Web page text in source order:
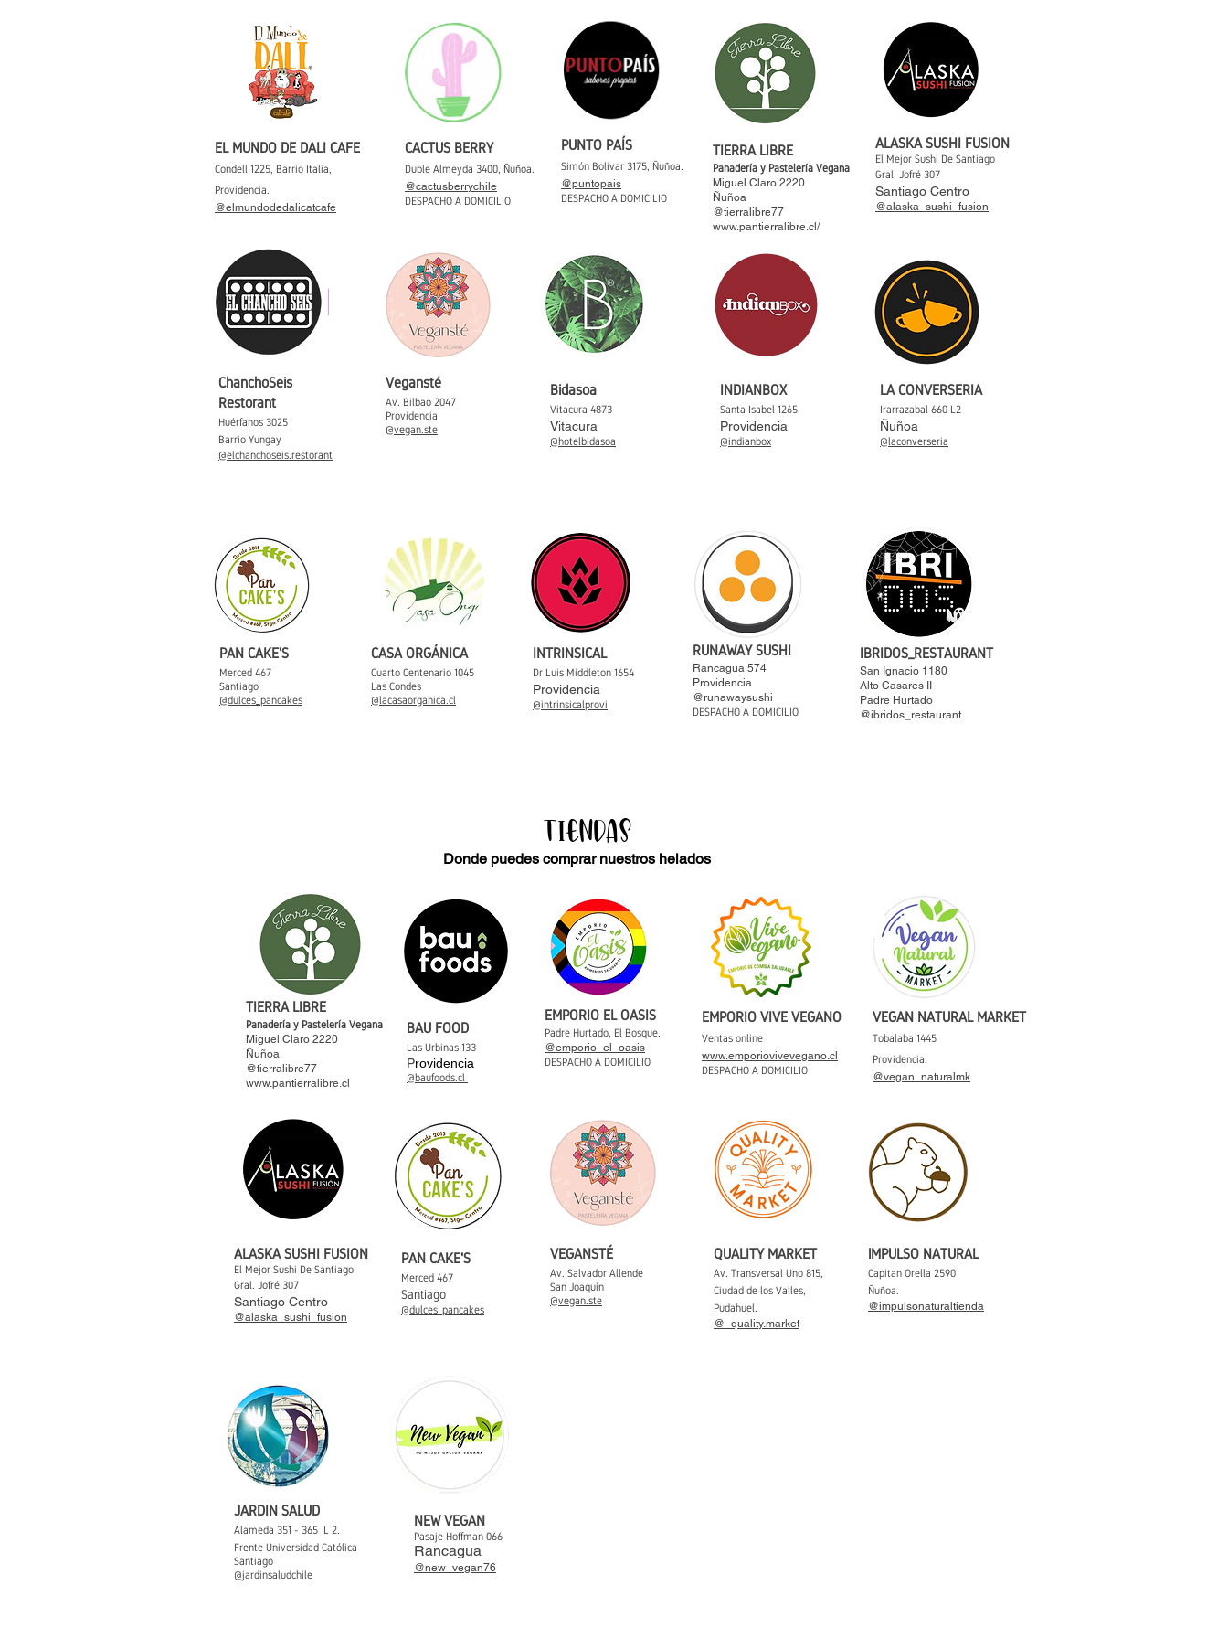
EL MUNDO DE DALI CAFE
Condell 1225, Barrio Italia,
Providencia.
@elmundodedalicatcafe
CACTUS BERRY
Duble Almeyda 3400, Ñuñoa.
@cactusberrychile
DESPACHO A DOMICILIO
PUNTO PAÍS
Simón Bolivar 3175, Ñuñoa.
@puntopais
DESPACHO A DOMICILIO
ChanchoSeis
Restorant
Huérfanos 3025
Barrio Yungay
@elchanchoseis.restorant
Vegansté
Av. Bilbao 2047
Providencia
@vegan.ste
Bidasoa
Vitacura 4873
Vitacura
@hotelbidasoa
TIERRA LIBRE
Panadería y Pastelería Vegana
Miguel Claro 2220
Ñuñoa
@tierralibre77
www.pantierralibre.cl/
INDIANBOX
Santa Isabel 1265
Providencia
@indianbox
ALASKA SUSHI FUSION
El Mejor Sushi De Santiago
Gral. Jofré 307
Santiago Centro
@alaska_sushi_fusion
LA CONVERSERIA
Irarrazabal 660 L2
Ñuñoa
@laconverseria
PAN CAKE'S
Merced 467
Santiago
@dulces_pancakes
CASA ORGÁNICA
Cuarto Centenario 1045
Las Condes
@lacasaorganica.cl
INTRINSICAL
Dr Luis Middleton 1654
Providencia
@intrinsicalprovi
RUNAWAY SUSHI
Rancagua 574
Providencia
@runawaysushi
DESPACHO A DOMICILIO
IBRIDOS_RESTAURANT
San Ignacio 1180
Alto Casares II
Padre Hurtado
@ibridos_restaurant
Tiendas
Donde puedes comprar nuestros helados
TIERRA LIBRE
Panadería y Pastelería Vegana
Miguel Claro 2220
Ñuñoa
@tierralibre77
www.pantierralibre.cl
BAU FOOD
Las Urbinas 133
Providencia
@baufoods.cl
ALASKA SUSHI FUSION
El Mejor Sushi De Santiago
Gral. Jofré 307
Santiago Centro
@alaska_sushi_fusion
PAN CAKE'S
Merced 467
Santiago
@dulces_pancakes
EMPORIO EL OASIS
Padre Hurtado, El Bosque.
@emporio_el_oasis
DESPACHO A DOMICILIO
VEGANSTÉ
Av. Salvador Allende
San Joaquín
@vegan.ste
EMPORIO VIVE VEGANO
Ventas online
www.emporiovivevegano.cl
DESPACHO A DOMICILIO
QUALITY MARKET
Av. Transversal Uno 815,
Ciudad de los Valles,
Pudahuel.
@ quality.market
VEGAN NATURAL MARKET
Tobalaba 1445
Providencia.
@vegan_naturalmk
iMPULSO NATURAL
Capitan Orella 2590
Ñuñoa.
@impulsonaturaltienda
JARDIN SALUD
Alameda 351 - 365 L 2.
Frente Universidad Católica
Santiago
@jardinsaludchile
NEW VEGAN
Pasaje Hoffman 066
Rancagua
@new_vegan76